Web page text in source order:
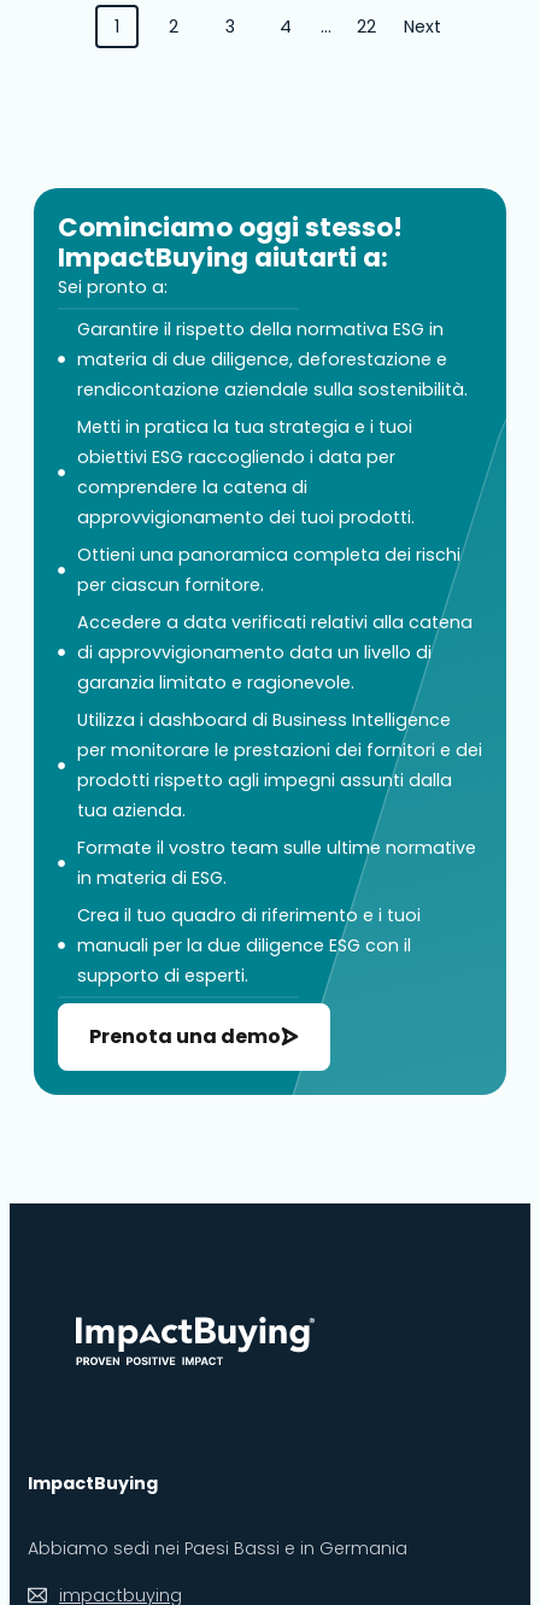
Navigazione
1 2 3 4 … 22 Next
Cominciamo oggi stesso!
ImpactBuying aiutarti a:
Sei pronto a:
Garantire il rispetto della normativa ESG in
materia di due diligence, deforestazione e
rendicontazione aziendale sulla sostenibilità.
Metti in pratica la tua strategia e i tuoi
obiettivi ESG raccogliendo i data per
comprendere la catena di
approvvigionamento dei tuoi prodotti.
Ottieni una panoramica completa dei rischi
per ciascun fornitore.
Accedere a data verificati relativi alla catena
di approvvigionamento data un livello di
garanzia limitato e ragionevole.
Utilizza i dashboard di Business Intelligence
per monitorare le prestazioni dei fornitori e dei
prodotti rispetto agli impegni assunti dalla
tua azienda.
Formate il vostro team sulle ultime normative
in materia di ESG.
Crea il tuo quadro di riferimento e i tuoi
manuali per la due diligence ESG con il
supporto di esperti.
Prenota una demo
ImpactBuying
Abbiamo sedi nei Paesi Bassi e in Germania
impactbuying